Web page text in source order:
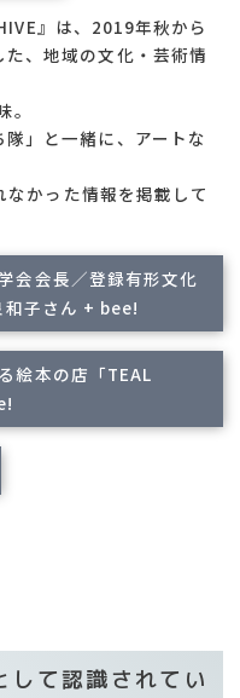
』は、2019年秋から
、地域の文化・芸術情
。
」と一緒に、アートな
なかった情報を掲載して
会会長／登録有形文化
和子さん + bee!
絵本の店「TEAL
して認識されてい